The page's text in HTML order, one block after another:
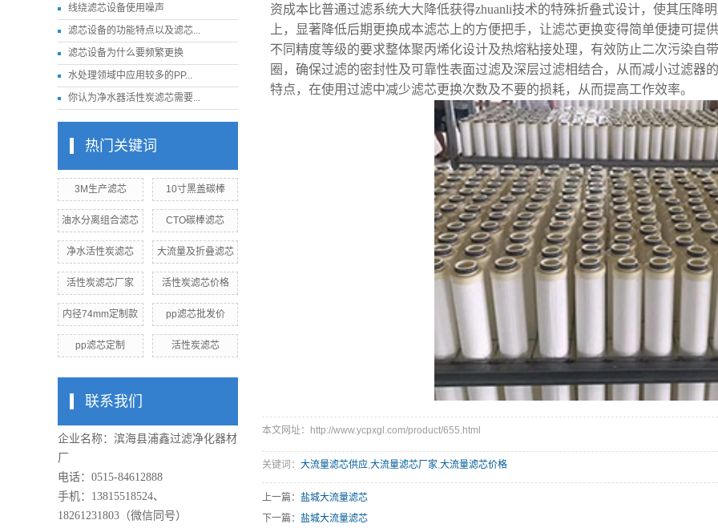
线绕滤芯设备使用噪声
滤芯设备的功能特点以及滤芯...
滤芯设备为什么要频繁更换
水处理领域中应用较多的PP...
你认为净水器活性炭滤芯需要...
热门关键词
3M生产滤芯 10寸黑盖碳棒
油水分离组合滤芯 CTO碳棒滤芯
净水活性炭滤芯 大流量及折叠滤芯
活性炭滤芯厂家 活性炭滤芯价格
内径74mm定制款 pp滤芯批发价
pp滤芯定制 活性炭滤芯
联系我们
企业名称：滨海县浦鑫过滤净化器材
厂
电话：0515-84612888
手机：13815518524、
18261231803（微信同号）
资成本比普通过滤系统大大降低获得zhuanli技术的特殊折叠式设计，使其压降
上，显著降低后期更换成本滤芯上的方便把手，让滤芯更换变得简单便捷可提
不同精度等级的要求整体聚丙烯化设计及热熔粘接处理，有效防止二次污染自
圈，确保过滤的密封性及可靠性表面过滤及深层过滤相结合，从而减小过滤器
特点，在使用过滤中减少滤芯更换次数及不要的损耗，从而提高工作效率。
本文网址：http://www.ycpxgl.com/product/655.html
关键词： 大流量滤芯供应,大流量滤芯厂家,大流量滤芯价格
上一篇： 盐城大流量滤芯
下一篇： 盐城大流量滤芯